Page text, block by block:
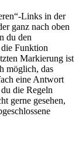
Links in der
ganz nach oben
du den
Funktion
Markierung ist
möglich, das
eine Antwort
die Regeln
gerne gesehen,